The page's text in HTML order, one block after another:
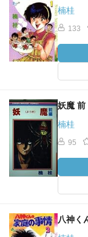
楠桂
133
妖魔 前
楠桂
95
八神く